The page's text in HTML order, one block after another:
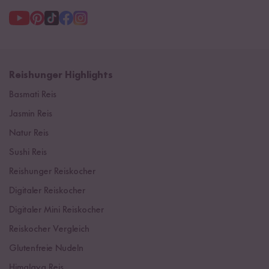
Reishunger Highlights
Basmati Reis
Jasmin Reis
Natur Reis
Sushi Reis
Reishunger Reiskocher
Digitaler Reiskocher
Digitaler Mini Reiskocher
Reiskocher Vergleich
Glutenfreie Nudeln